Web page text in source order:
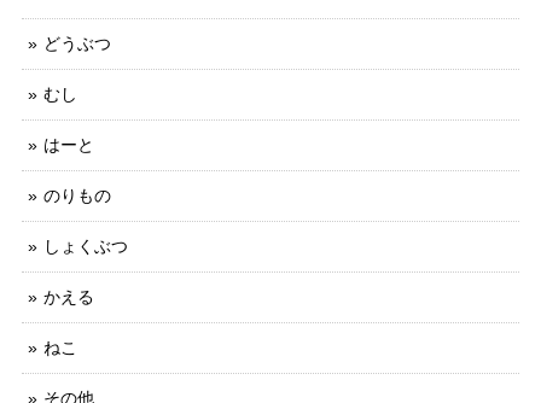
どうぶつ
むし
はーと
のりもの
しょくぶつ
かえる
ねこ
その他